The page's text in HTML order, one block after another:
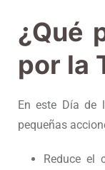
¿Qué
por la
En este Día de
pequeñas
Reduce el